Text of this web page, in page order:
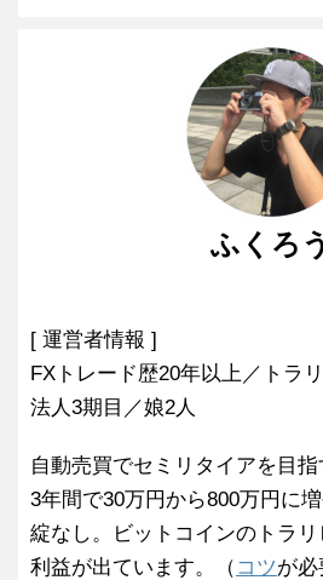
ふくろう
[ 運営者情報 ]
FXトレード歴20年以上／トラ
法人3期目／娘2人
自動売買でセミリタイアを目
3年間で30万円から800万円に
綻なし。ビットコインのトラ
利益が出ています。（ コツが必